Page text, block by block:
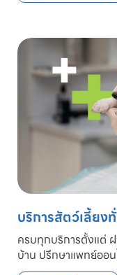
บริการสัตว์เลี้ยง
ครบทุกบริการตั้งแต่
บ้าน ปรึกษาแพทย์ออน